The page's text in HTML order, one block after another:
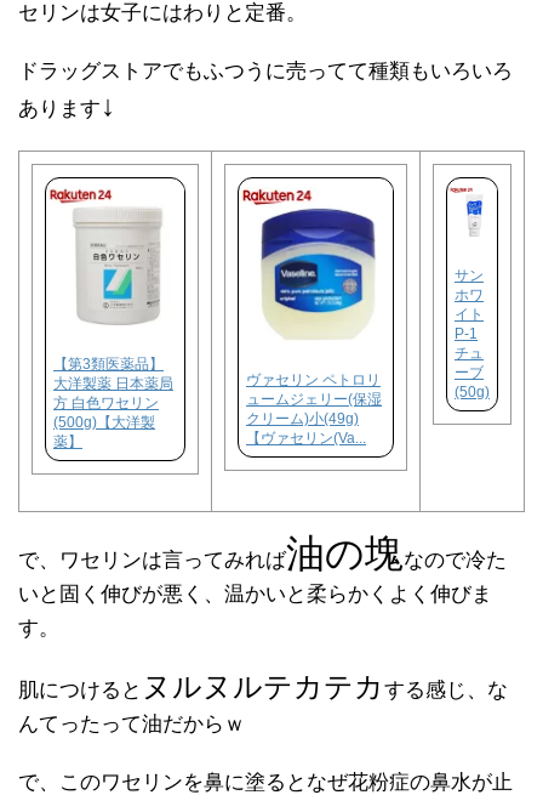
セリンは女子にはわりと定番。
ドラッグストアでもふつうに売ってて種類もいろいろ
あります ↓
【第3類医薬品】
大洋製薬 日本薬局
方 白色ワセリン
(500g)【大洋製
薬】
ヴァセリン ペトロリ
ュームジェリー(保湿
クリーム)小(49g)
【ヴァセリン(Va...
サン
ホワ
イト
P-1
チュ
ーブ
(50g)
で、ワセリンは言ってみれば油の塊なので冷た
いと固く伸びが悪く、温かいと柔らかくよく伸びま
す。
肌につけると ヌルヌルテカテカ する感じ、な
んてったって油だからｗ
で、このワセリンを鼻に塗るとなぜ花粉症の鼻水が止